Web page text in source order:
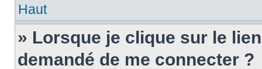
Haut
» Lorsque je clique sur le
demandé de me connecter ?